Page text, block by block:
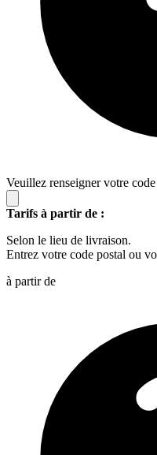
Veuillez renseigner votre
Tarifs à partir de :
Selon le lieu de livraison.
Entrez votre code postal ou
à partir de